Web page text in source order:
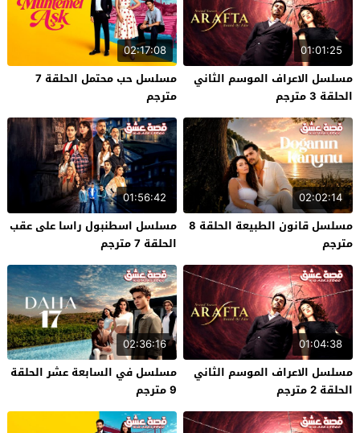
01:01:25
مسلسل الاعراف الموسم الثاني
الحلقة 3 مترجم
02:17:08
مسلسل حب محتمل الحلقة 7
مترجم
02:02:14
مسلسل قانون الطبيعة الحلقة 8
مترجم
01:56:42
مسلسل اسطنبول راسا على عقب
الحلقة 7 مترجم
01:04:38
مسلسل الاعراف الموسم الثاني
الحلقة 2 مترجم
02:36:16
مسلسل في السابعة عشر الحلقة
9 مترجم